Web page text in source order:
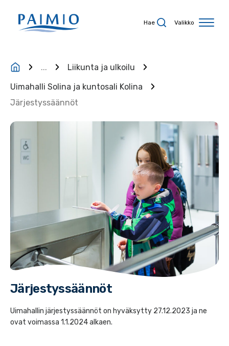
Hae Valikko
...
Liikunta ja ulkoilu
Uimahalli Solina ja kuntosali Kolina
Järjestyssäännöt
Järjestyssäännöt
Uimahallin järjestyssäännöt on hyväksytty 27.12.2023 ja ne
ovat voimassa 1.1.2024 alkaen.